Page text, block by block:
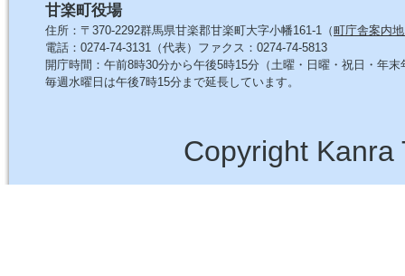
甘楽町役場
住所：〒370-2292群馬県甘楽郡甘楽町大字小幡161-1（町庁舎案内
電話：0274-74-3131（代表）ファクス：0274-74-5813
開庁時間：午前8時30分から午後5時15分（土曜・日曜・祝日・年末
毎週水曜日は午後7時15分まで延長しています。
Copyright Kanra